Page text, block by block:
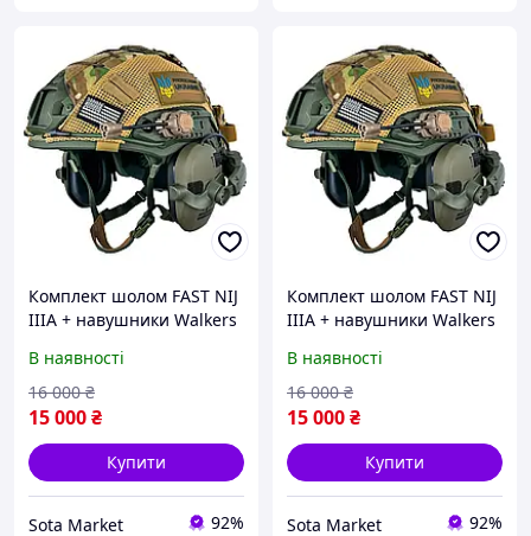
Комплект шолом FAST NIJ
IIIA + навушники Walkers
ліхтарик + кавер
(Мультикам) M
В наявності
15 000₴
16 000 ₴
Купити
Sota Market 92%
Комплект шолом FAST NIJ
IIIA + навушники Walkers
ліхтарик + кавер
(Мультикам) L
В наявності
15 000₴
16 000 ₴
Купити
Sota Market 92%